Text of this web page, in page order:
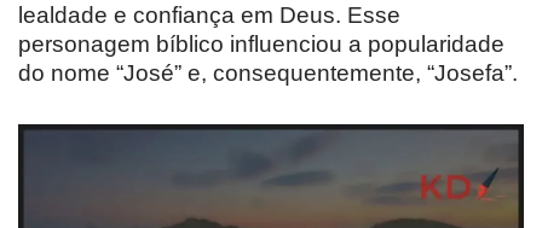
lealdade e confiança em Deus. Esse
personagem bíblico influenciou a popularidade
do nome “José” e, consequentemente, “Josefa”.